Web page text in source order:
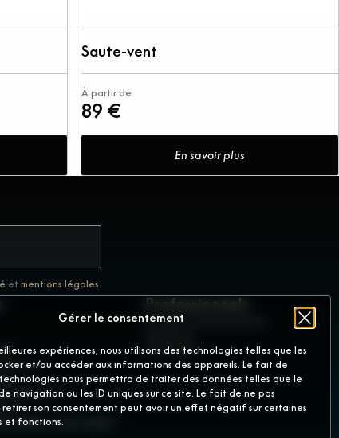
Gérer le consentement
expériences, nous utilisons des technologies telles que les
et/ou accéder aux informations des appareils. Le fait de
nous permettra de traiter des données telles que le
navigation ou les ID uniques sur ce site. Le fait de ne pas
retirer son consentement peut avoir un effet négatif sur certaines
et fonctions.
Saute-vent
À partir de
89 €
En savoir plus
et mentions légales
essai
Professionnels
Devenir concessionnaire
GD France
différer de la réalité.